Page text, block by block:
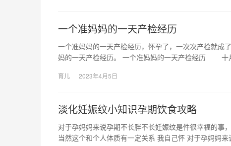
一个准妈妈的一天产检经历
一个准妈妈的一天产检经历，怀孕了，一次次产检就成
妈的一天产检经历。 一个准妈妈的一天产检经历 十
育儿 2023年4月5日
淡化妊娠纹小知识孕期饮食攻略
对于孕妈妈来说孕期不长胖不长妊娠纹是件很幸福的事
当然这个和个人体质有一定关系 我自己怀 对于孕妈妈